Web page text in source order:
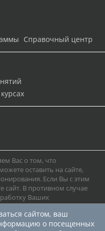
Справочный центр
Вас о том, что
оставить на сайте,
Если Вы с этим
сайт. В противном случае
Ваших
конфиденциальности
сайтом, ваш
о посещенных